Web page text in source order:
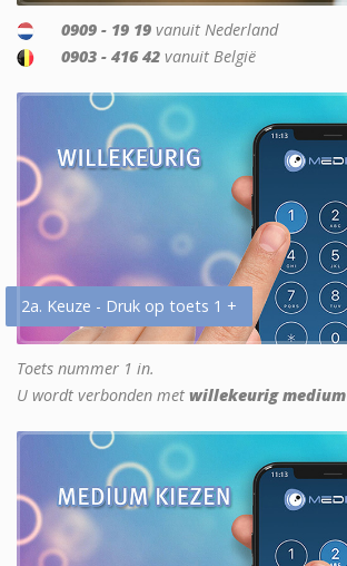
0909 - 19 19 vanuit Nederland
0903 - 416 42 vanuit België
2a. Keuze - Druk op toets 1 +
Toets nummer 1 in.
U wordt verbonden met willekeurig medium